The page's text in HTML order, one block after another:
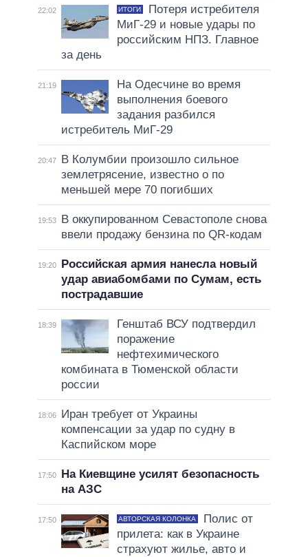
22:02 ИТОГИ
Потеря истребителя
МиГ-29 и новые удары по
российским НПЗ. Главное
за день
21:19
На Одесчине во время
выполнения боевого
задания разбился
истребитель МиГ-29
20:47
В Колумбии произошло сильное
землетрясение, известно о по
меньшей мере 70 погибших
19:53
В оккупированном Севастополе снова
ввели продажу бензина по QR-кодам
19:20
Российская армия нанесла новый
удар авиабомбами по Сумам, есть
пострадавшие
18:39
Генштаб ВСУ подтвердил
поражение
нефтехимического
комбината в Тюменской области
россии
18:06
Иран требует от Украины
компенсации за удар по судну в
Каспийском море
17:50
На Киевщине усилят безопасность
на АЗС
17:50 АВТОРСКАЯ КОЛОНКА
Полис от
прилета: как в Украине
страхуют жилье, авто и